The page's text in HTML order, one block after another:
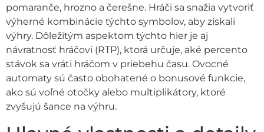
pomaranče, hrozno a čerešne. Hráči sa snažia vytvoriť
výherné kombinácie týchto symbolov, aby získali
výhry. Dôležitým aspektom týchto hier je aj
návratnosť hráčovi (RTP), ktorá určuje, aké percento
stávok sa vráti hráčom v priebehu času. Ovocné
automaty sú často obohatené o bonusové funkcie,
ako sú voľné otočky alebo multiplikátory, ktoré
zvyšujú šance na výhru.